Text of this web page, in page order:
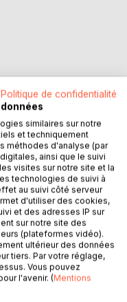
à la fois un regard
de la vie quotidienne
dans la
pas forcément voir.
figurent dans ses
beauté du monde
mais aussi la poésie
dans une
dans toute leur
transcendent eux-
Politique de confidentialité
similaires sur notre
et techniquement
méthodes d'analyse (par
ainsi que le suivi
visites sur notre site et la
technologies de suivi à
au suivi côté serveur
d'utiliser des cookies,
et des adresses IP sur
sur notre site des
(plateformes vidéo).
ultérieur des données
tiers. Par votre réglage,
Vous pouvez
l'avenir. (Mentions